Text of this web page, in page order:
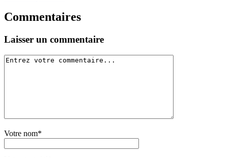
Commentaires
Laisser un commentaire
Votre nom*